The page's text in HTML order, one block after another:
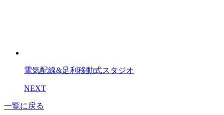
電気配線&足利移動式スタジオ
NEXT
一覧に戻る